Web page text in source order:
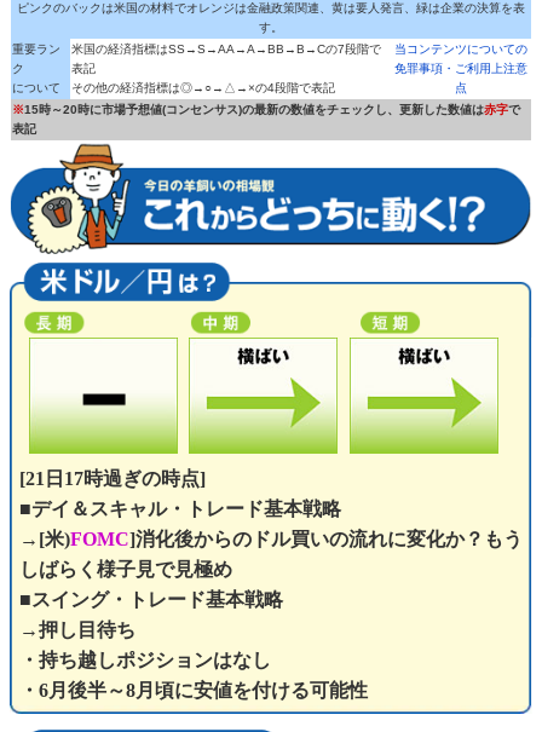
ピンクのバックは米国の材料でオレンジは金融政策関連、黄は要人発言、緑は企業の決算を表
す。
重要ラン
ク
について
米国の経済指標はSS→S→AA→A→BB→B→Cの7段階で
表記
その他の経済指標は◎→○→△→×の4段階で表記
当コンテンツについての
免罪事項・ご利用上注意
点
※15時～20時に市場予想値(コンセンサス)の最新の数値をチェックし、更新した数値は赤字で
表記
[21日17時過ぎの時点]
■デイ＆スキャル・トレード基本戦略
→[米)FOMC]消化後からのドル買いの流れに変化か？もう
しばらく様子見で見極め
■スイング・トレード基本戦略
→押し目待ち
・持ち越しポジションはなし
・6月後半～8月頃に安値を付ける可能性